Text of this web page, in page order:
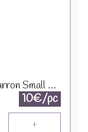
PROMO Renne Echarpe Résine Marron Small Assortiment De 2 16963 1890
10€/pc
+